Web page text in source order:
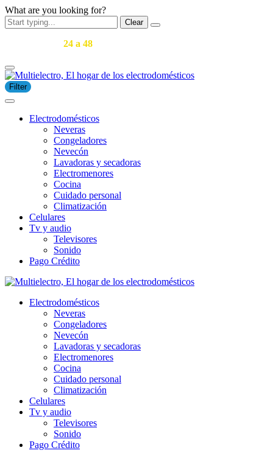
What are you looking for?
Clear
24 a 48horas en Medellín y área metropolitana.
Filter
Electrodomésticos
Neveras
Congeladores
Nevecón
Lavadoras y secadoras
​Electromenores
Cocina
Cuidado personal
Climatización
Celulares
Tv y audio
Televisores
Sonido
Pago Crédito
Electrodomésticos
Neveras
Congeladores
Nevecón
Lavadoras y secadoras
​Electromenores
Cocina
Cuidado personal
Climatización
Celulares
Tv y audio
Televisores
Sonido
Pago Crédito